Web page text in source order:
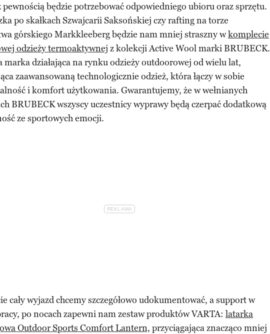
pewnością będzie potrzebować odpowiedniego ubioru oraz sprzętu.
po skałkach Szwajcarii Saksońskiej czy rafting na torze
górskiego Markkleeberg będzie nam mniej straszny wkomplecie
odzieży termoaktywnej z kolekcji Active Wool marki BRUBECK.
marka działająca na rynku odzieży outdoorowej od wielu lat,
zaawansowaną technologicznie odzież, która łączy w sobie
i komfort użytkowania. Gwarantujemy, że w wełnianych
BRUBECK wszyscy uczestnicy wyprawy będą czerpać dodatkową
ze sportowych emocji.
cały wyjazd chcemy szczegółowo udokumentować, a support w
po nocach zapewni nam zestaw produktów VARTA: latarka
Outdoor Sports Comfort Lantern, przyciągająca znacząco mniej